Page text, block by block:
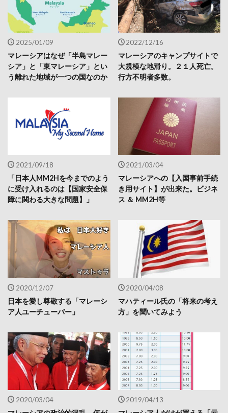
2025/01/09
マレーシアはなぜ「半島マレー
シア」と「東マレーシア」とい
う離れた地域が一つの国なのか
2022/12/16
マレーシアのキャンプサイトで
大規模な地滑り。２１人死亡。
行方不明者多数。
2021/09/18
「日本人MM2Hを今までのよう
に受け入れるのは【国家安全保
障に関わる大きな問題】」
2021/03/04
マレーシアへの【入国事前手続
き用サイト】が出来た。ビジネ
ス ＆ MM2H等
2020/12/07
日本を愛し尊敬する「マレーシ
ア人ユーチューバー」
2020/04/08
マハティール氏の「将来の考え
方」を聞いてみよう
2020/03/04 2019/04/13